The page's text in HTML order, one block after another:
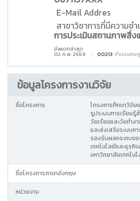
E-Mail Addres
สาขาวิชาการที่มีความช
การประเมินสถานภาพสิ่
อัพเดทล่าสุด
02 ก.พ. 2569 00213 จำนวนคนดู
ข้อมูลโครงการงานวิจัย
ชื่อโครงการ
โครงการศึกษาวิจั
รูประบบการเรียน
วัยเรียนและวัยทำง
และส่งเสริมระบบก
รองรับผลกระทบข
เทคโนโลยีและธุรกิ
มหาวิทยาลัยเทคโน
ชื่อโครงการภาษาอังกฤษ
หน่วยงาน